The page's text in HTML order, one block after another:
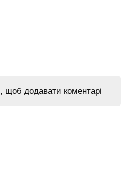
, щоб додавати коментарі